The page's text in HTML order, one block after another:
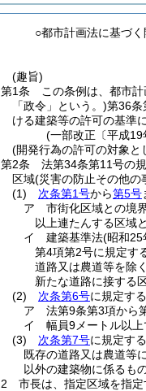
○都市計画法に基づ
(趣旨)
第1条
この条例は、都市
「政令」という。)第36条
ける建築等の許可の基準
(一部改正〔平成
(開発行為の許可の対象と
第2条
法第34条第11号の
区域(災害の防止その他の
(1)
次条第1号から第5号
ア
市街化区域との境
以上連たんする区域
イ
建築基準法(昭和25
第4項第2号に規定す
道路又は農道等を除
新たな道路に接する
(2)
次条第6号に規定す
ア
法第9条第3項から
イ
幅員9メートル以
(3)
次条第7号に規定す
既存の道路又は農道等
以外の建築物に係るも
2
市長は、指定区域を指